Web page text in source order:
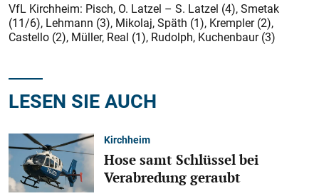
VfL Kirchheim: Pisch, O. Latzel – S. Latzel (4), Smetak
(11/6), Lehmann (3), Mikolaj, Späth (1), Krempler (2),
Castello (2), Müller, Real (1), Rudolph, Kuchenbaur (3)
LESEN SIE AUCH
Kirchheim
Hose samt Schlüssel bei
Verabredung geraubt